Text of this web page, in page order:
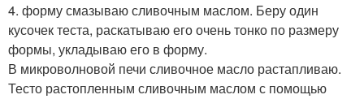
4. форму смазываю сливочным маслом. Беру один
кусочек теста, раскатываю его очень тонко по размеру
формы, укладываю его в форму.
В микроволновой печи сливочное масло растапливаю.
Тесто растопленным сливочным маслом с помощью